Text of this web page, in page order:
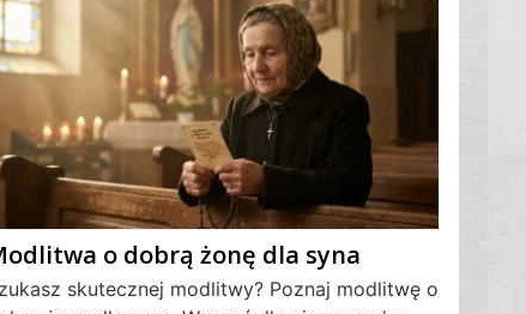
o dobrą żonę dla syna
skutecznej modlitwy? Poznaj modlitwę o